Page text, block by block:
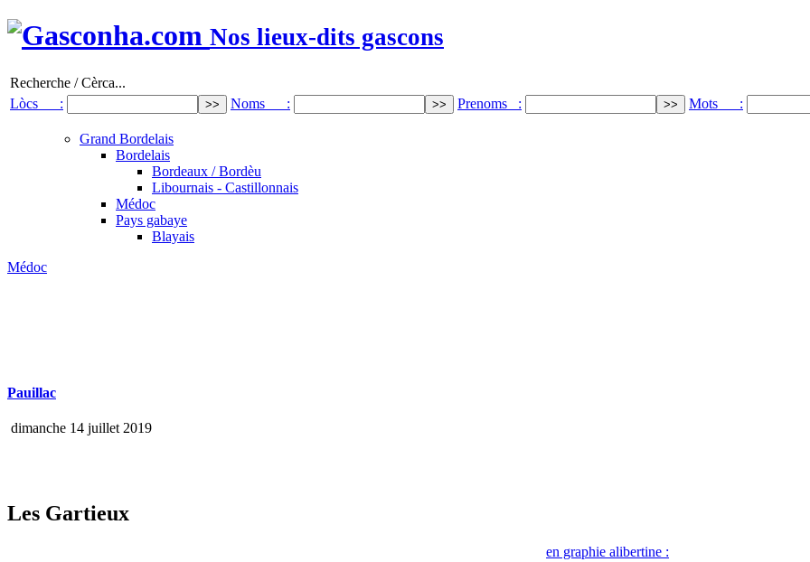
Nos lieux-dits gascons
Recherche / Cèrca...
Lòcs :
Noms : Prenoms : Mots :
Grand Bordelais
Bordelais
Bordeaux / Bordèu
Libournais - Castillonnais
Médoc
Pays gabaye
Blayais
Médoc
Pauillac
dimanche 14 juillet 2019
Les Gartieux
en graphie alibertine :